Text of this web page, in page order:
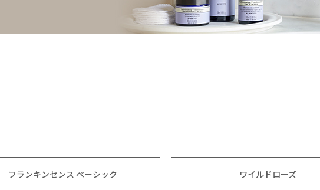
フランキンセンス ベーシック ワイルドローズ